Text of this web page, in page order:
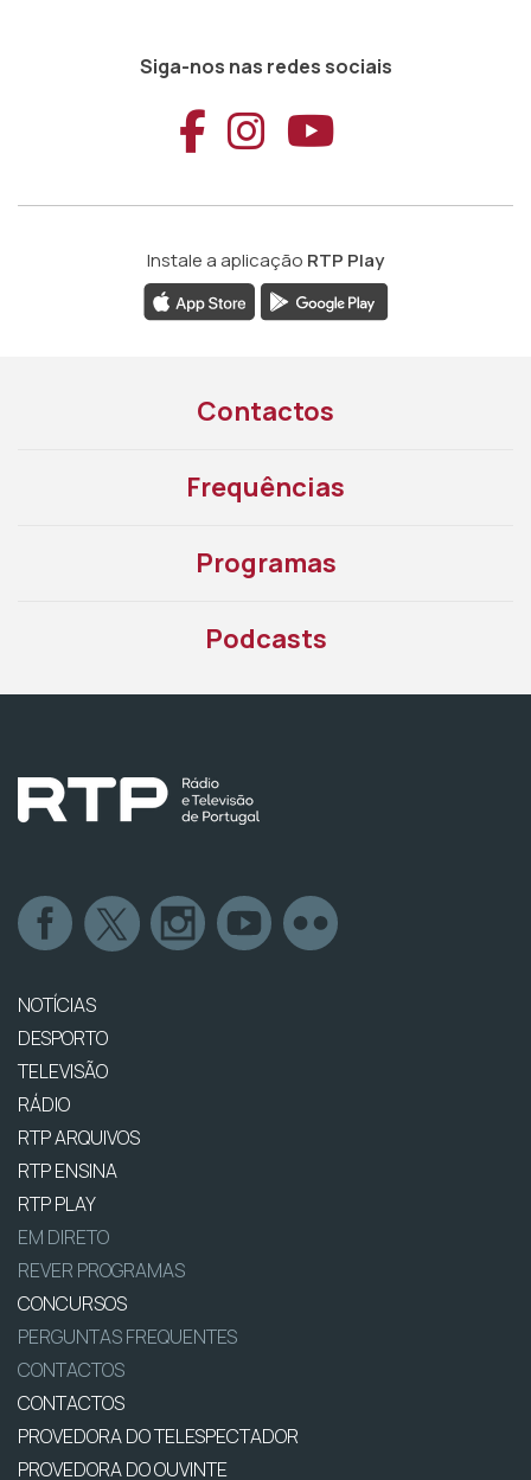
Siga-nos nas redes sociais
Aceder ao
Aceder ao
Aceder
Instale a aplicação RTP Play
Contactos
Frequências
Programas
Podcasts
NOTÍCIAS
DESPORTO
TELEVISÃO
RÁDIO
RTP ARQUIVOS
RTP ENSINA
RTP PLAY
EM DIRETO
REVER PROGRAMAS
CONCURSOS
PERGUNTAS FREQUENTES
CONTACTOS
CONTACTOS
PROVEDORA DO TELESPECTADOR
PROVEDORA DO OUVINTE